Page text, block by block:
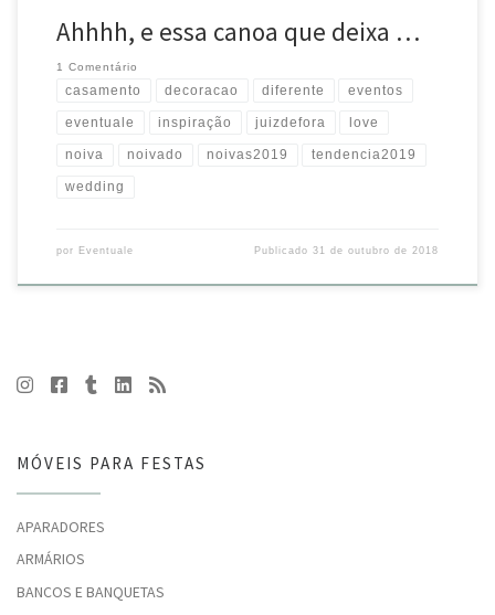
Ahhhh, e essa canoa que deixa …
1 Comentário
casamento decoracao diferente eventos
eventuale inspiração juizdefora love
noiva noivado noivas2019 tendencia2019
wedding
por Eventuale Publicado31 de outubro de 2018
MÓVEIS PARA FESTAS
APARADORES
ARMÁRIOS
BANCOS E BANQUETAS